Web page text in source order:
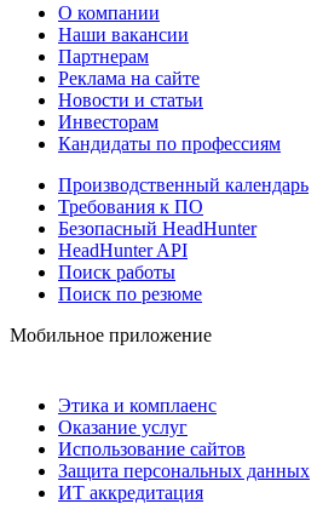
О компании
Наши вакансии
Партнерам
Реклама на сайте
Новости и статьи
Инвесторам
Кандидаты по профессиям
Производственный календарь
Требования к ПО
Безопасный HeadHunter
HeadHunter API
Поиск работы
Поиск по резюме
Мобильное приложение
Этика и комплаенс
Оказание услуг
Использование сайтов
Защита персональных данных
ИТ аккредитация